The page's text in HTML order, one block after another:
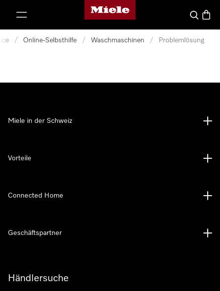
Miele-Homepage
Suche
/ Online-Selbsthilfe / Waschmaschinen / Problemlösung
Händlersuche
Miele in der Schweiz
Vorteile
Connected Home
Geschäftspartner